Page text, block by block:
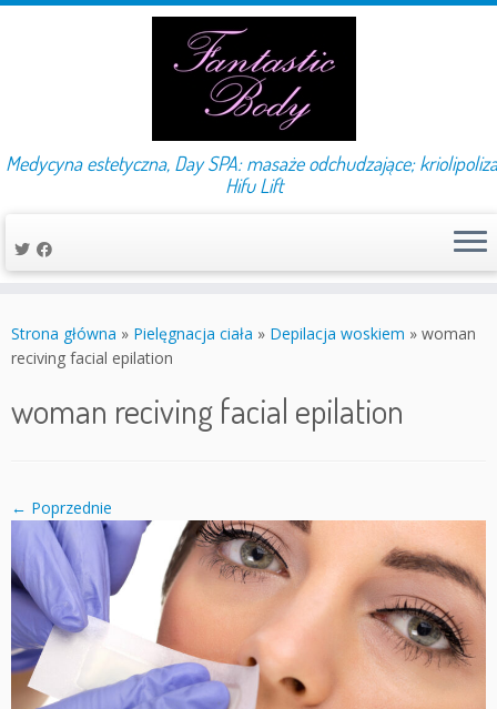
do
treści
Medycyna estetyczna, Day SPA: masaże odchudzające;
Hifu Lift
Strona główna » Pielęgnacja ciała » Depilacja woskiem » woman
reciving facial epilation
woman reciving facial epilation
← Poprzednie